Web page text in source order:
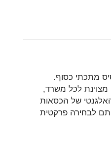
מתכתי כסוף.
מצוינת לכל משרד,
של הכסאות
לבחירה פרקטית